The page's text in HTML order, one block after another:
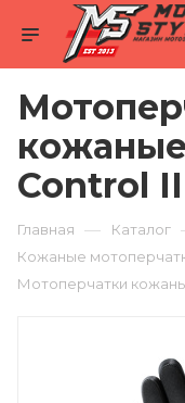
Control
Главная — Каталог
Кожаные
Мотоперчатки